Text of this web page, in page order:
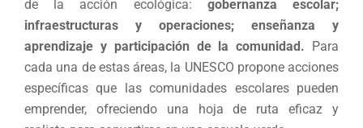
de la acción ecológica: gobernanza escolar;
infraestructuras y operaciones; enseñanza y
aprendizaje y participación de la comunidad. Para
cada una de estas áreas, la UNESCO propone acciones
específicas que las comunidades escolares pueden
emprender, ofreciendo una hoja de ruta eficaz y